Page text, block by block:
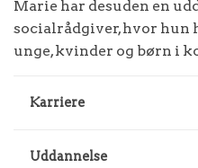
Marie har desuden en
socialrådgiver, hvor hun
unge, kvinder og børn i
Karriere
Uddannelse